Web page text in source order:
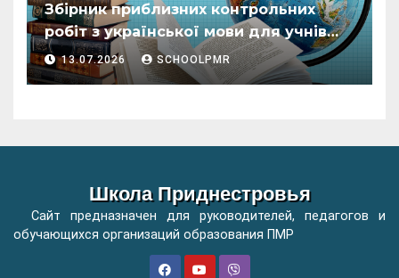
Збірник приблизних контрольних
робіт з української мови для учнів
початкових класів організацій
загальної освіти
13.07.2026 SCHOOLPMR
Школа Приднестровья
Сайт предназначен для руководителей, педагогов и
обучающихся организаций образования ПМР